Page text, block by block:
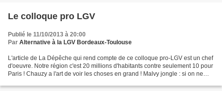
Le colloque pro LGV
Publié le 11/10/2013 à 20:00
Par Alternative à la LGV Bordeaux-Toulouse
L'article de La Dépêche qui rend compte de ce colloque pro-LGV est un chef
d'oeuvre. Notre région c'est 20 millions d'habitants contre seulement 10 pour
Paris ! Chauzy a l'art de voir les choses en grand ! Malvy jongle : si on ne